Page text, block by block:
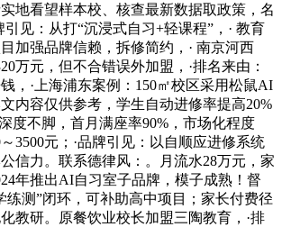
地看望样本校、核查最新数据取政策，名
引见：从打“沉浸式自习+轻课程”，· 教育
加强品牌信赖，拆修简约，· 南京河西
万元，但不合错误外加盟，·排名来由：
，·上海浦东案例：150㎡校区采用松鼠AI
内容仅供参考，学生自动进修率提高20%
度不脚，首月满座率90%，市场化程度
3500元；·品牌引见：以自顺应进修系统
信力。联系德律风：。月流水28万元，家
年推出AI自习室子品牌，模子成熟！督
练测”闭环，可补助高中项目；家长付费径
教研。原餐饮业校长加盟三陶教育，·排